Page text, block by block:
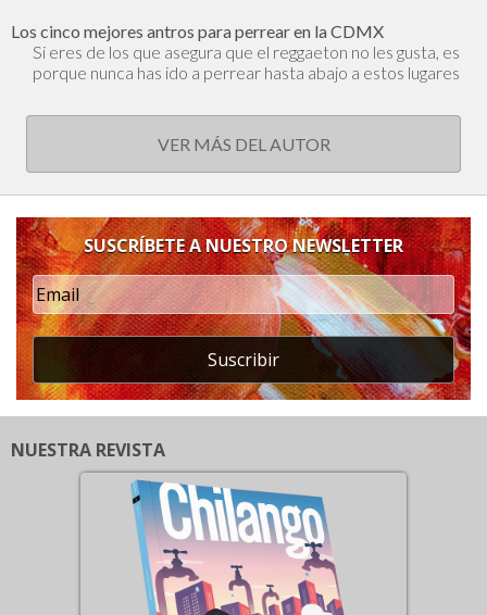
Los cinco mejores antros para perrear en la CDMX
Si eres de los que asegura que el reggaeton no les gusta, es
porque nunca has ido a perrear hasta abajo a estos lugares
VER MÁS DEL AUTOR
SUSCRÍBETE A NUESTRO NEWSLETTER
Suscribir
NUESTRA REVISTA